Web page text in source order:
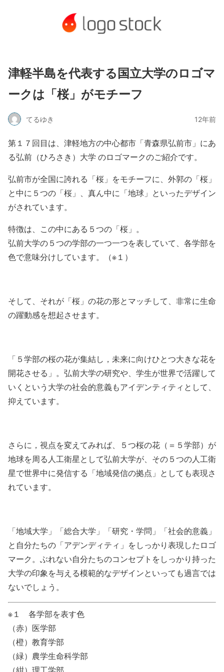
津軽半島を代表する国立大学のロゴマ
ークは「桜」がモチーフ
てるゆき 12年前
第１７回目は、津軽地方の中心都市「青森県弘前市」にあ
る弘前（ひろさき）大学 のロゴマークのご紹介です。
弘前市が全国に誇れる「桜」をモチーフに、外郭の「桜」
と中に５つの「桜」、真ん中に「地球」といったデザイン
がされています。
特徴は、この中にある５つの「桜」。
弘前大学の５つの学部の一つ一つを表していて、各学部を
色で意味分けしています。（※１）
そして、それが「桜」の花の形とマッチして、非常に生命
の躍動感を想起させます。
「５学部の桜の花が集結し，未来に向けひとつ大きな花を
開花させる」。弘前大学の研究や、学生が世界で活躍して
いくという大学の社会的意義もアイデンティティとして、
抑えています。
さらに，視点を変えてみれば、５つ桜の花（＝５学部）が
地球を周る人工衛星として弘前大学が、その５つの人工衛
星で世界中に発信する「地域発信の拠点」としても表現さ
れています。
「地域大学」「総合大学」「研究・学問」「社会的意義」
と自分たちの「アデンディティ」をしっかり表現したロゴ
マーク。ぶれない自分たちのコンセプトをしっかり持った
大学の印象を与える模範的なデザインといっても過言では
ないでしょう。
※１ 各学部を表す色
（赤）医学部
（橙）教育学部
（緑）農学生命科学部
（紺）理工学部